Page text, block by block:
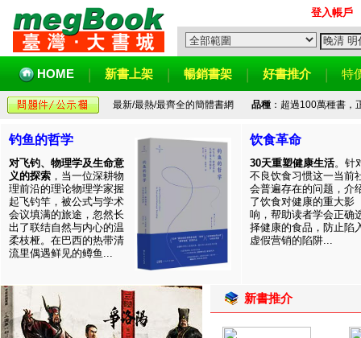
登入帳戶
HOME 新書上架 暢銷書架 好書推介 特
最新/最熱/最齊全的簡體書網 品種：超過100萬種書，
钓鱼的哲学
对飞钓、物理学及生命意
义的探索 ，当一位深耕物
理前沿的理论物理学家握
起飞钓竿，被公式与学术
会议填满的旅途，忽然长
出了联结自然与内心的温
柔枝桠。在巴西的热带清
流里偶遇鲜见的鳟鱼...
饮食革命
30天重塑健康生活。针
不良饮食习惯这一当前
会普遍存在的问题，介
了饮食对健康的重大影
响，帮助读者学会正确
择健康的食品，防止陷
虚假营销的陷阱...
新書推介